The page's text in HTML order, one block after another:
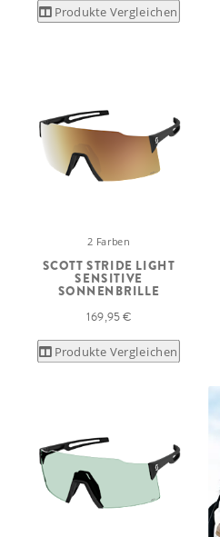
Produkte Vergleichen
2 Farben
SCOTT STRIDE LIGHT
SENSITIVE
SONNENBRILLE
169,95 €
Produkte Vergleichen